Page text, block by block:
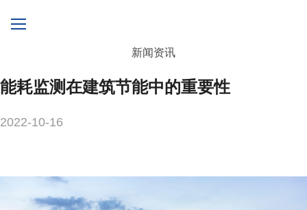
新闻资讯
能耗监测在建筑节能中的重要性
2022-10-16